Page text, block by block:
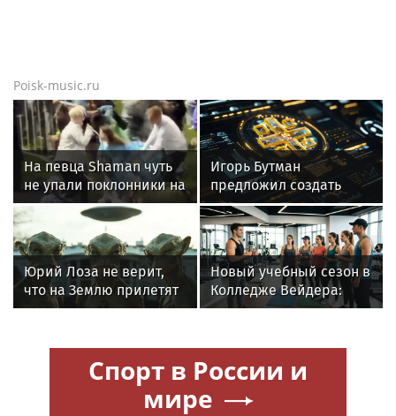
Poisk-music.ru
На певца Shaman чуть
не упали поклонники на
концерте
Игорь Бутман
предложил создать
консерваторию для
джаза в России
Юрий Лоза не верит,
что на Землю прилетят
инопланетяне
Новый учебный сезон в
Колледже Вейдера:
стартовали очные
фитнес-тренеров и
специалистов
индустрии здоровья
Спорт в России и
мире